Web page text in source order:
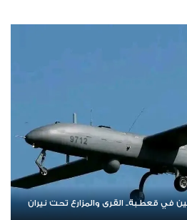
شعبية مدوية في وجه الهيمنة
بحقه في تقرير مصيره